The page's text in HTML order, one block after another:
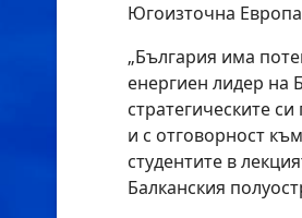
Югоизточна
„България има
енергиен лидер на
стратегическите
и с отговорност
студентите в
Балканския